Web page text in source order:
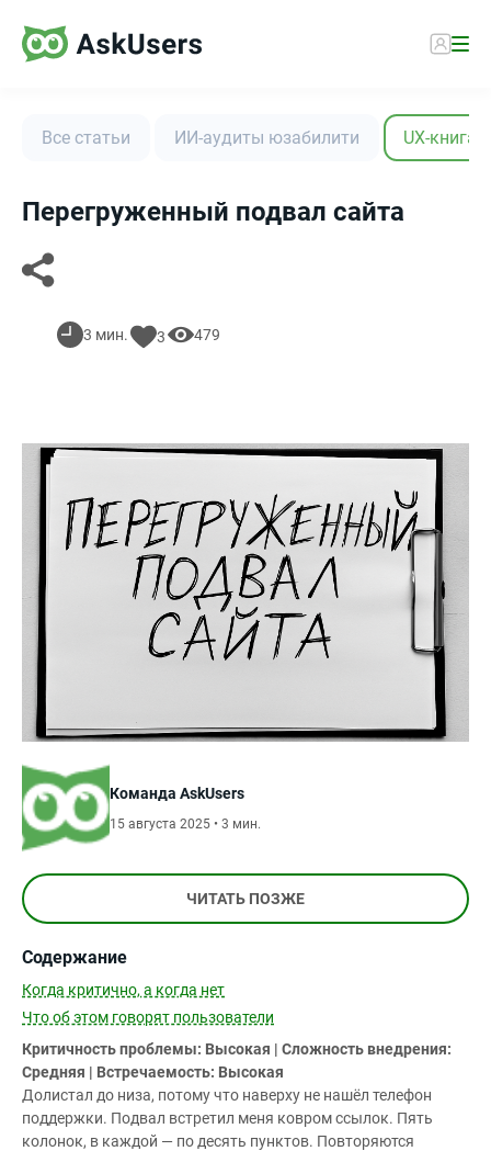
Все статьи ИИ-аудиты юзабилити UX-книга
Перегруженный подвал сайта
3 мин. 3 479
Команда AskUsers
15 августа 2025 • 3 мин.
ЧИТАТЬ ПОЗЖЕ
Содержание
Когда критично, а когда нет
Что об этом говорят пользователи
Критичность проблемы: Высокая | Сложность внедрения:
Средняя | Встречаемость: Высокая
Долистал до низа, потому что наверху не нашёл телефон
поддержки. Подвал встретил меня ковром ссылок. Пять
колонок, в каждой — по десять пунктов. Повторяются